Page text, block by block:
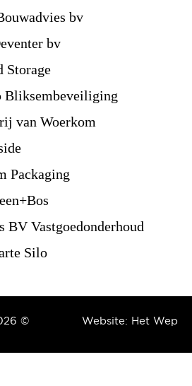
bv
bv
Storage
Bliksembeveiliging
van Woerkom
Packaging
BV Vastgoedonderhoud
Silo
Website: Het Wep
©